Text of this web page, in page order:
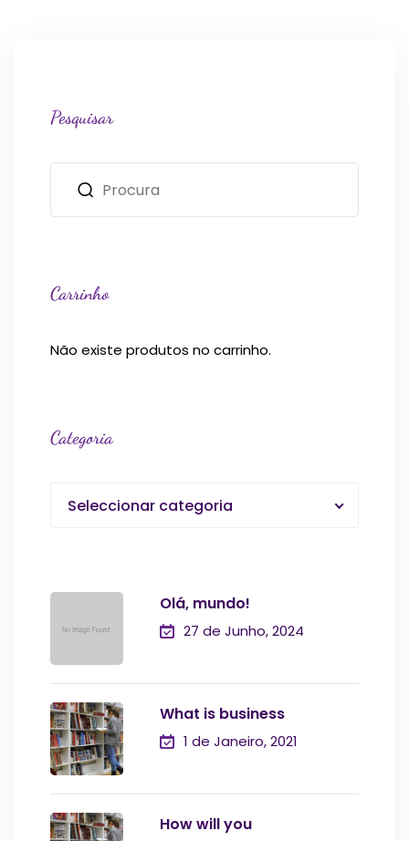
Pesquisar
Carrinho
Não existe produtos no carrinho.
Categoria
Seleccionar categoria
Olá, mundo!
27 de Junho, 2024
What is business
1 de Janeiro, 2021
How will you